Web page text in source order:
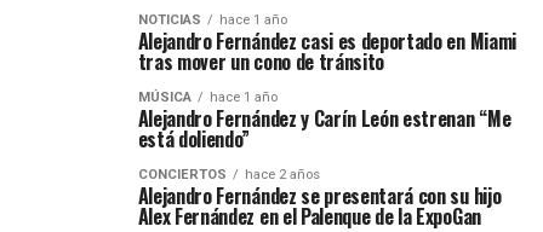
NOTICIAS hace 1 año
Alejandro Fernández casi es deportado en Miami
tras mover un cono de tránsito
MÚSICA hace 1 año
Alejandro Fernández y Carín León estrenan “Me
está doliendo”
CONCIERTOS hace 2 años
Alejandro Fernández se presentará con su hijo
Alex Fernández en el Palenque de la ExpoGan